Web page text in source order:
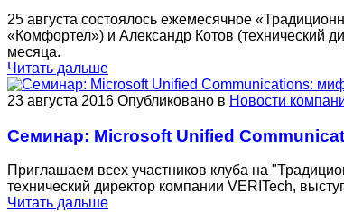
25 августа состоялось ежемесячное
«Комфортел») и Александр Котов (технический
месяца.
Читать дальше
23 августа 2016 Опубликовано в Новости
Семинар: Microsoft Unified
Приглашаем всех участников клуба на
технический директор компании VERITech,
Читать дальше